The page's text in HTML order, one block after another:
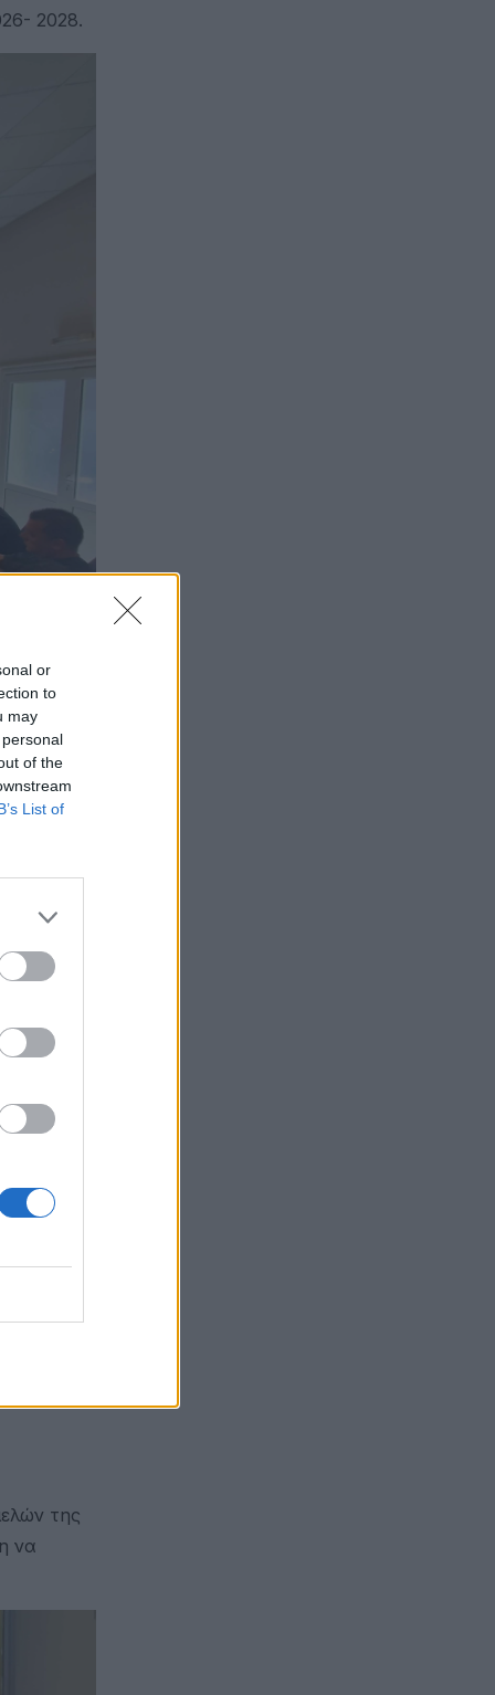
or
to
may
of the
List of
2028.
ότι
της
να